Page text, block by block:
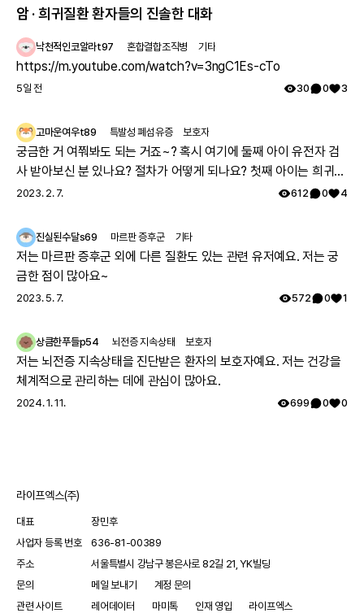
참고 문헌6건
암 · 희귀질환 환자들의 진솔한 대화
낙천적인코알라t97 혼합결합조직병 기타
https://m.youtube.com/watch?v=3ngC1Es-cTo
5일 전 30 0 3
고마운여우t89 특발성 폐섬유증 보호자
궁금한 거 여쭤봐도 되는 거죠~? 혹시 여기에 둘째 아이 유전자 검
사 받아보신 분 있나요? 절차가 어떻게 되나요? 첫째 아이는 희귀질
환 진단받았고, 당시에 애기 아빠랑 저랑 유전자 검사했는데 돌연변
걱정스러워서리.. 다들 몇주차에 무슨 검사하셨나요? 도움 좀 주심
감사하겠습니다.
2023. 2. 7. 612 0 4
진실된수달s69 마르판 증후군 기타
저는 마르판 증후군 외에 다른 질환도 있는 관련 유저예요. 저는 궁
금한 점이 많아요~
2023. 5. 7. 572 0 1
상큼한푸들p54 뇌전증 지속상태 보호자
저는 뇌전증 지속상태을 진단받은 환자의 보호자예요. 저는 건강을
체계적으로 관리하는 데에 관심이 많아요.
2024. 1. 11. 699 0 0
라이프엑스(주)
대표
장민후
사업자 등록 번호
636-81-00389
주소
서울특별시 강남구 봉은사로 82길 21, YK빌딩
문의
메일 보내기
계정 문의
관련 사이트
레어데이터 마미톡 인재 영입 라이프엑스